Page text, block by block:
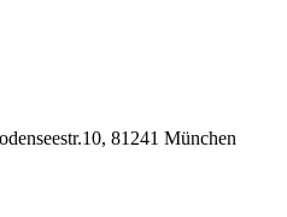
81241 München